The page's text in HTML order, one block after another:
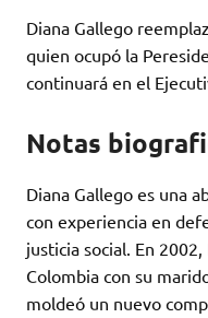
Diana Gallego
quien ocupó la
continuará en el
Notas
Diana Gallego es una
con experiencia en
justicia social. En
Colombia con su
moldeó un nuevo